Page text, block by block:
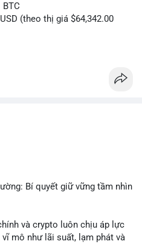
(theo thị giá $64,342.00
8.3271 BTC trị giá hơn nửa triệu
giờ sáng sớm, cho thấy dấu
trường nhưng phản ánh tâm
tiền này hướng về ví sàn
nhận xu hướng. Không nên
giao dịch đơn lẻ, hãy ưu tiên
Bí quyết giữ vững tầm nhìn
và crypto luôn chịu áp lực
mô như lãi suất, lạm phát và